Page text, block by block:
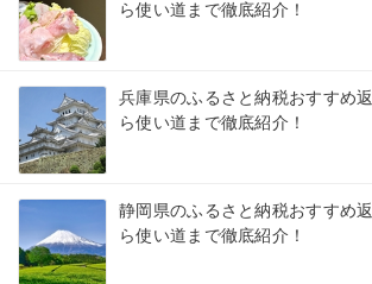
ら使い道まで徹底紹介！
兵庫県のふるさと納税おすすめ
ら使い道まで徹底紹介！
静岡県のふるさと納税おすすめ
ら使い道まで徹底紹介！